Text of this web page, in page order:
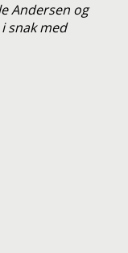
Andersen og
snak med